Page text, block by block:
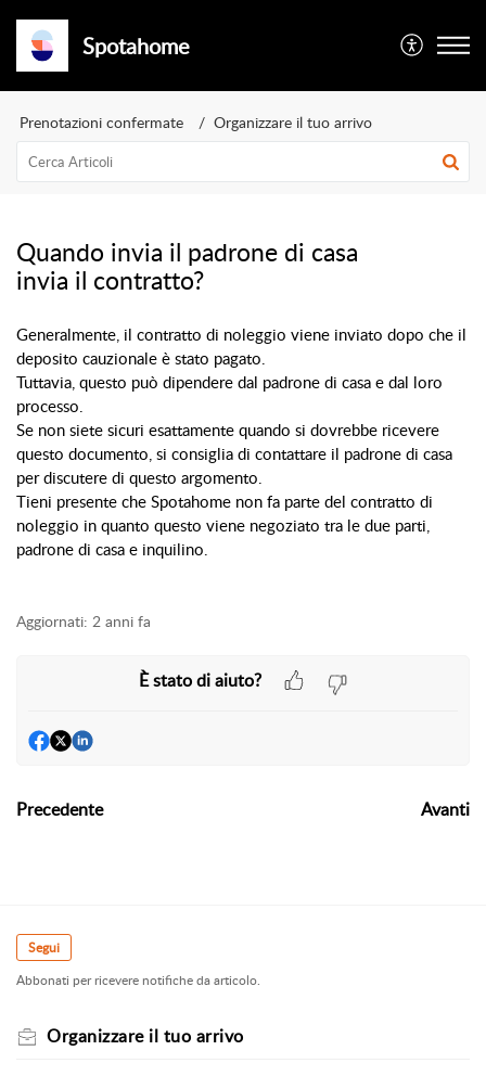
Spotahome
Prenotazioni confermate Organizzare il tuo arrivo
Quando invia il padrone di casa
invia il contratto?
Generalmente, il contratto di noleggio viene inviato dopo che il
deposito cauzionale è stato pagato.
Tuttavia, questo può dipendere dal padrone di casa e dal loro
processo.
Se non siete sicuri esattamente quando si dovrebbe ricevere
questo documento, si consiglia di contattare il padrone di casa
per discutere di questo argomento.
Tieni presente che Spotahome non fa parte del contratto di
noleggio in quanto questo viene negoziato tra le due parti,
padrone di casa e inquilino.
Aggiornati: 2 anni fa
È stato di aiuto?
Precedente Avanti
Segui
Abbonati per ricevere notifiche da articolo.
Organizzare il tuo arrivo